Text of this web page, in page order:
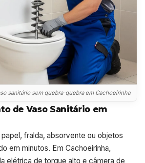
sanitário sem quebra-quebra em Cachoeirinha
de Vaso Sanitário em
fralda, absorvente ou objetos
em minutos. Em Cachoeirinha,
elétrica de torque alto e câmera de